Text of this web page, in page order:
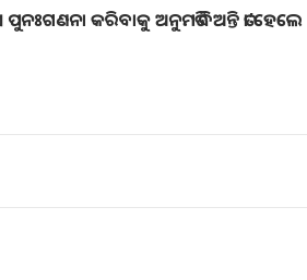
କରିବାକୁ ଅନୁମତି ଦିଅନ୍ତି ତା’ହେଲେ